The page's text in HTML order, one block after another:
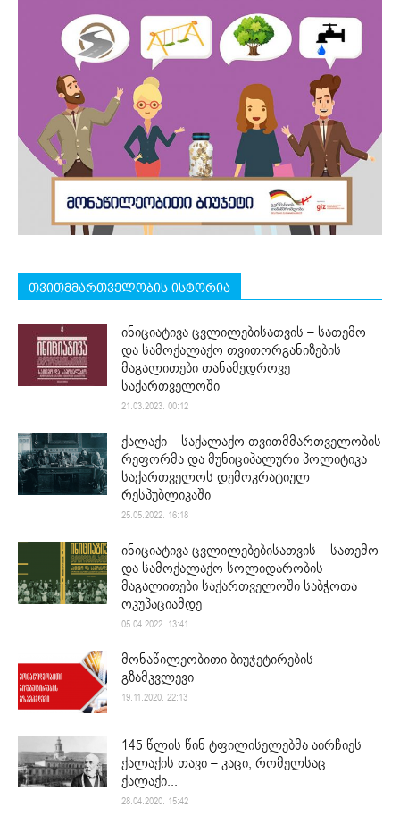
თვითმმართველობის ისტორია
ინიციატივა ცვლილებისათვის – სათემო
და სამოქალაქო თვითორგანიზების
მაგალითები თანამედროვე
საქართველოში
21.03.2023. 00:12
ქალაქი – საქალაქო თვითმმართველობის
რეფორმა და მუნიციპალური პოლიტიკა
საქართველოს დემოკრატიულ
რესპუბლიკაში
25.05.2022. 16:18
ინიციატივა ცვლილებებისათვის – სათემო
და სამოქალაქო სოლიდარობის
მაგალითები საქართველოში საბჭოთა
ოკუპაციამდე
05.04.2022. 13:41
მონაწილეობითი ბიუჯეტირების
გზამკვლევი
19.11.2020. 22:13
145 წლის წინ ტფილისელებმა აირჩიეს
ქალაქის თავი – კაცი, რომელსაც
ქალაქი...
28.04.2020. 15:42